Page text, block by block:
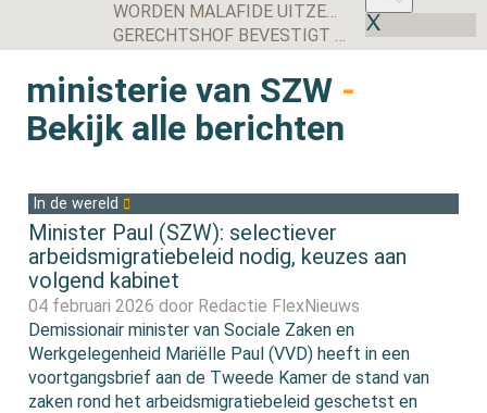
WORDEN MALAFIDE UITZENDERS NOG JARENLANG GEDOOGD DOOR DE OVERGANGSREGELING VAN DE WTTA?
GERECHTSHOF BEVESTIGT UITSPRAAK: UITZENDBUREAU MOET ALSNOG KWARTIER VOORBEREIDINGSTIJD SCHIPHOL-MEDEWERKER UITBETALEN
ministerie van SZW -
Bekijk alle berichten
In de wereld
Minister Paul (SZW): selectiever
arbeidsmigratiebeleid nodig, keuzes aan
volgend kabinet
04 februari 2026 door Redactie FlexNieuws
Demissionair minister van Sociale Zaken en
Werkgelegenheid Mariëlle Paul (VVD) heeft in een
voortgangsbrief aan de Tweede Kamer de stand van
zaken rond het arbeidsmigratiebeleid geschetst en